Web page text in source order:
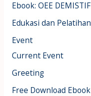
Ebook: OEE
Edukasi dan Pelatihan
Event
Current Event
Greeting
Free Download